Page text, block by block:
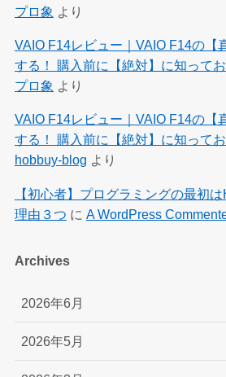
プロ象 より
VAIO F14レビュー｜VAIO F14の【
する！ 購入前に【絶対】に知ってお
プロ象 より
VAIO F14レビュー｜VAIO F14の【
する！ 購入前に【絶対】に知ってお
hobbuy-blog より
【初心者】プログラミングの最初
理由３つ に A WordPress
Archives
2026年6月
2026年5月